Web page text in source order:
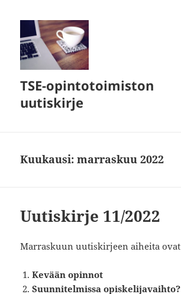
TSE-opintotoimiston
uutiskirje
Kuukausi:marraskuu 2022
Uutiskirje 11/2022
Marraskuun uutiskirjeen aiheita ovat
Kevään opinnot
Suunnitelmissa opiskelijavaihto?